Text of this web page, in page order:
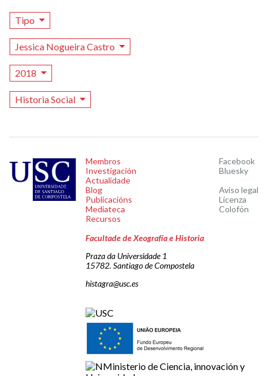
Tipo
Jessica Nogueira Castro
2018
Historia Social
Membros
Investigación
Actualidade
Blog
Publicacións
Mediateca
Recursos
Facebook
Bluesky
Aviso legal
Licenza
Colofón
Facultade de Xeografía e Historia
Praza da Universidade 1
15782. Santiago de Compostela
histagra@usc.es